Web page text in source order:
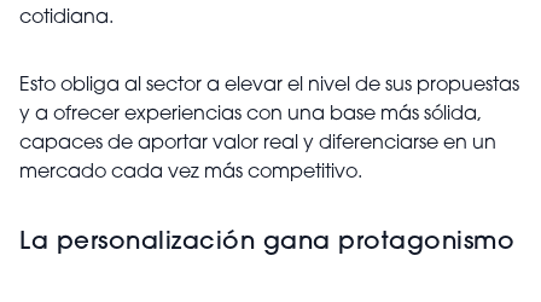
cotidiana.
Esto obliga al sector a elevar el nivel de sus propuestas
y a ofrecer experiencias con una base más sólida,
capaces de aportar valor real y diferenciarse en un
mercado cada vez más competitivo.
La personalización gana protagonismo